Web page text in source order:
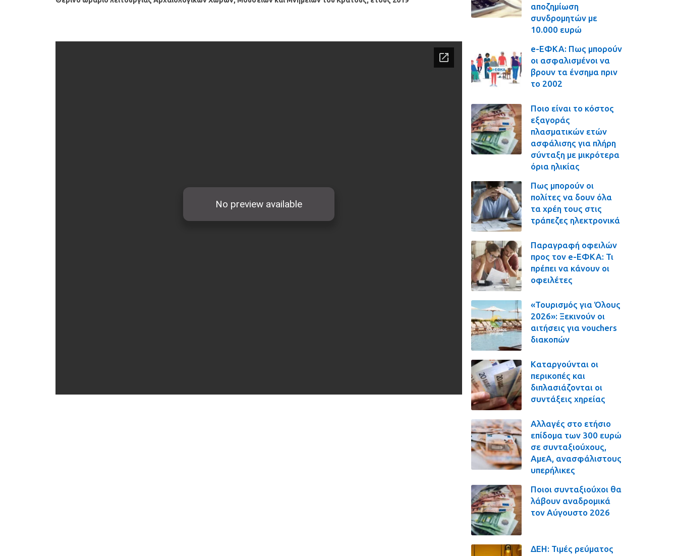
αποζημίωση
συνδρομητών με
10.000 ευρώ
e-ΕΦΚΑ: Πως μπορούν
οι ασφαλισμένοι να
βρουν τα ένσημα πριν
το 2002
Ποιο είναι το κόστος
εξαγοράς
πλασματικών ετών
ασφάλισης για πλήρη
σύνταξη με μικρότερα
όρια ηλικίας
Πως μπορούν οι
πολίτες να δουν όλα
τα χρέη τους στις
τράπεζες ηλεκτρονικά
Παραγραφή οφειλών
προς τον e-ΕΦΚΑ: Τι
πρέπει να κάνουν οι
οφειλέτες
«Τουρισμός για Όλους
2026»: Ξεκινούν οι
αιτήσεις για vouchers
διακοπών
Καταργούνται οι
περικοπές και
διπλασιάζονται οι
συντάξεις χηρείας
Αλλαγές στο ετήσιο
επίδομα των 300 ευρώ
σε συνταξιούχους,
ΑμεΑ, ανασφάλιστους
υπερήλικες
Ποιοι συνταξιούχοι θα
λάβουν αναδρομικά
τον Αύγουστο 2026
ΔΕΗ: Τιμές ρεύματος